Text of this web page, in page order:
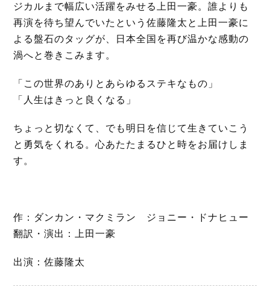
ジカルまで幅広い活躍をみせる上田一豪。誰よりも
再演を待ち望んでいたという佐藤隆太と上田一豪に
よる盤石のタッグが、日本全国を再び温かな感動の
渦へと巻きこみます。
「この世界のありとあらゆるステキなもの」
「人生はきっと良くなる」
ちょっと切なくて、でも明日を信じて生きていこう
と勇気をくれる。心あたたまるひと時をお届けしま
す。
作：ダンカン・マクミラン ジョニー・ドナヒュー
翻訳・演出：上田一豪
出演：佐藤隆太